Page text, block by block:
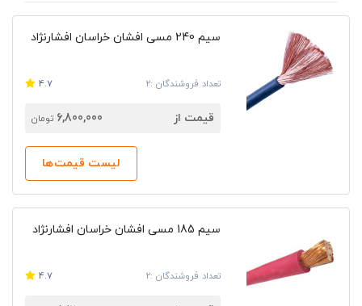
سیم 240 مسی افشان خراسان افشارنژاد
تعداد فروشندگان :2 4.7
قیمت از 6,800,000 تومان
لیست قیمت‌ها
سیم 185 مسی افشان خراسان افشارنژاد
تعداد فروشندگان :2 4.7